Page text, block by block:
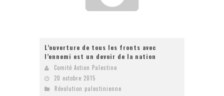
L’ouverture de tous les fronts avec
l’ennemi est un devoir de la nation
Comité Action Palestine
20 octobre 2015
Révolution palestinienne